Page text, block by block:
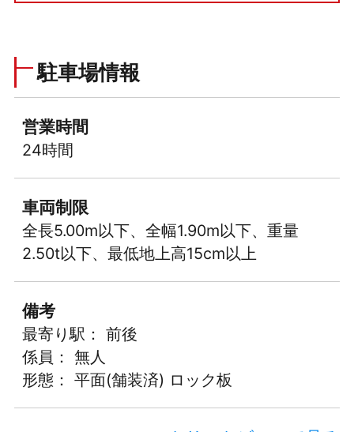
駐車場情報
営業時間
24時間
車両制限
全長5.00m以下、全幅1.90m以下、重量
2.50t以下、最低地上高15cm以上
備考
最寄り駅： 前後
係員： 無人
形態： 平面(舗装済) ロック板